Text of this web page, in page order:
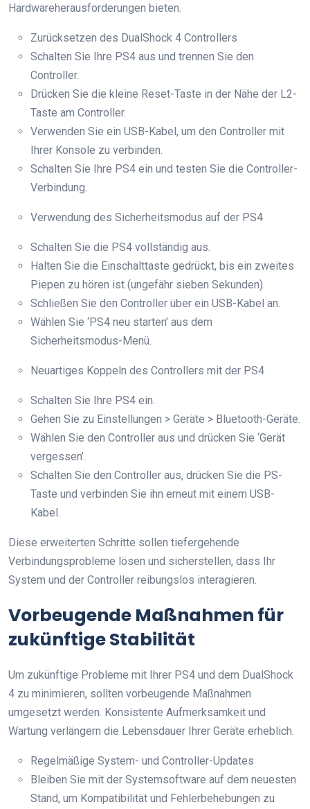
Hardwareherausforderungen bieten.
Zurücksetzen des DualShock 4 Controllers
Schalten Sie Ihre PS4 aus und trennen Sie den
Controller.
Drücken Sie die kleine Reset-Taste in der Nähe der L2-
Taste am Controller.
Verwenden Sie ein USB-Kabel, um den Controller mit
Ihrer Konsole zu verbinden.
Schalten Sie Ihre PS4 ein und testen Sie die Controller-
Verbindung.
Verwendung des Sicherheitsmodus auf der PS4
Schalten Sie die PS4 vollständig aus.
Halten Sie die Einschalttaste gedrückt, bis ein zweites
Piepen zu hören ist (ungefähr sieben Sekunden).
Schließen Sie den Controller über ein USB-Kabel an.
Wählen Sie ‘PS4 neu starten’ aus dem
Sicherheitsmodus-Menü.
Neuartiges Koppeln des Controllers mit der PS4
Schalten Sie Ihre PS4 ein.
Gehen Sie zu Einstellungen > Geräte > Bluetooth-Geräte.
Wählen Sie den Controller aus und drücken Sie ‘Gerät
vergessen’.
Schalten Sie den Controller aus, drücken Sie die PS-
Taste und verbinden Sie ihn erneut mit einem USB-
Kabel.
Diese erweiterten Schritte sollen tiefergehende
Verbindungsprobleme lösen und sicherstellen, dass Ihr
System und der Controller reibungslos interagieren.
Vorbeugende Maßnahmen für
zukünftige Stabilität
Um zukünftige Probleme mit Ihrer PS4 und dem DualShock
4 zu minimieren, sollten vorbeugende Maßnahmen
umgesetzt werden. Konsistente Aufmerksamkeit und
Wartung verlängern die Lebensdauer Ihrer Geräte erheblich.
Regelmäßige System- und Controller-Updates
Bleiben Sie mit der Systemsoftware auf dem neuesten
Stand, um Kompatibilität und Fehlerbehebungen zu